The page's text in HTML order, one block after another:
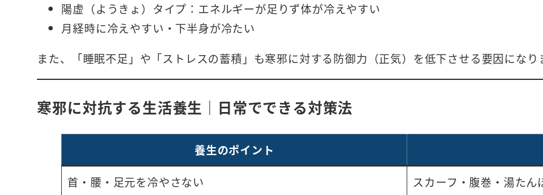
陽虚（ようきょ）タイプ：エネルギーが足りず体が冷えやすい
月経時に冷えやすい・下半身が冷たい
また、「睡眠不足」や「ストレスの蓄積」も寒邪に対する防御力（正気）を低下させる要因になり
寒邪に対抗する生活養生｜日常でできる対策法
養生のポイント
首・腰・足元を冷やさない
スカーフ・腹巻・湯たん